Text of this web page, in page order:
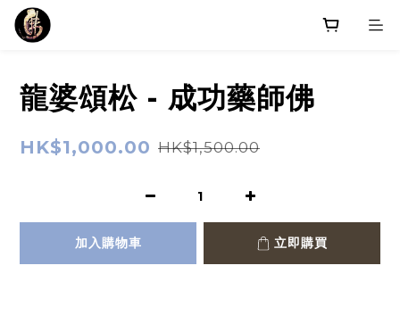
龍婆頌松 - 成功藥師佛
HK$1,000.00 HK$1,500.00
加入購物車 立即購買